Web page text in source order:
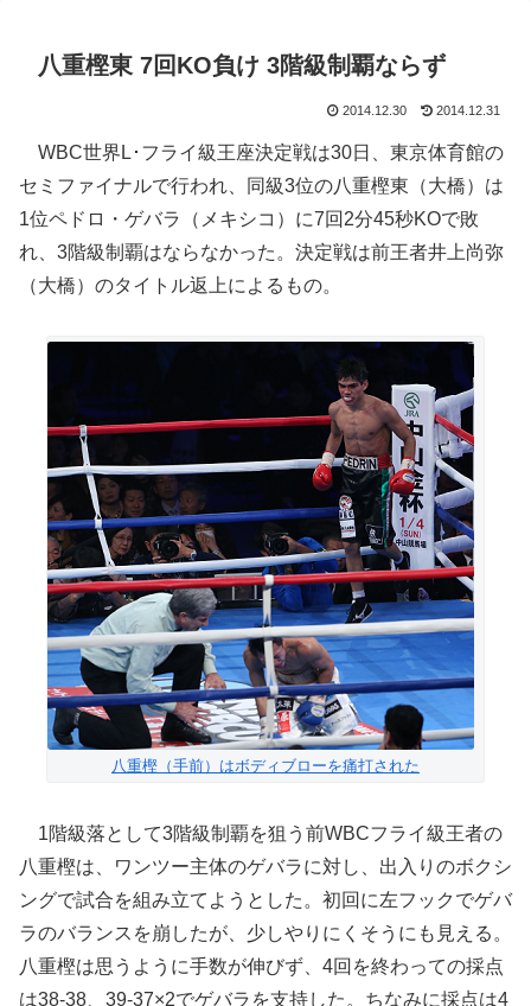
八重樫東 7回KO負け 3階級制覇ならず
2014.12.30 2014.12.31
WBC世界L･フライ級王座決定戦は30日、東京体育館の
セミファイナルで行われ、同級3位の八重樫東（大橋）は
1位ペドロ・ゲバラ（メキシコ）に7回2分45秒KOで敗
れ、3階級制覇はならなかった。決定戦は前王者井上尚弥
（大橋）のタイトル返上によるもの。
八重樫（手前）はボディブローを痛打された
1階級落として3階級制覇を狙う前WBCフライ級王者の
八重樫は、ワンツー主体のゲバラに対し、出入りのボクシ
ングで試合を組み立てようとした。初回に左フックでゲバ
ラのバランスを崩したが、少しやりにくそうにも見える。
八重樫は思うように手数が伸びず、4回を終わっての採点
は38-38、39-37×2でゲバラを支持した。ちなみに採点は4